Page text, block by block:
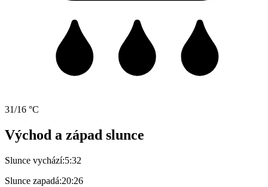
31/16 °C
Východ a západ slunce
Slunce vychází:5:32
Slunce zapadá:20:26